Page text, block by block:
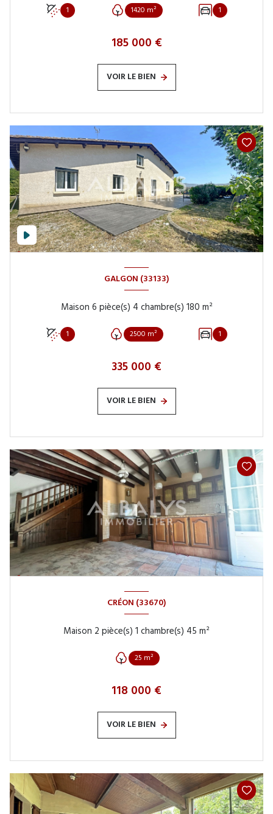
1 1420 m² 1
185 000 €
VOIR LE BIEN
GALGON (33133)
Maison 6 pièce(s) 4 chambre(s) 180 m²
1 2500 m² 1
335 000 €
VOIR LE BIEN
CRÉON (33670)
Maison 2 pièce(s) 1 chambre(s) 45 m²
25 m²
118 000 €
VOIR LE BIEN